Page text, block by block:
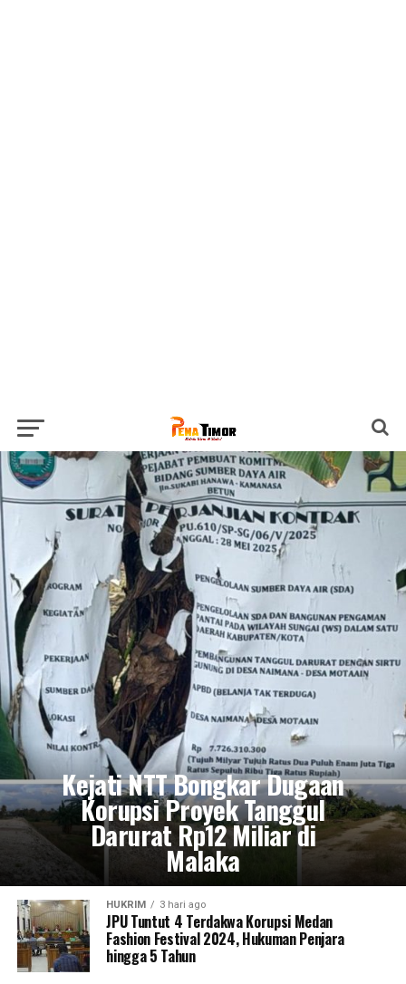
Kejati NTT Bongkar Dugaan
Korupsi Proyek Tanggul
Darurat Rp12 Miliar di
Malaka
HUKRIM 3 hari ago
JPU Tuntut 4 Terdakwa Korupsi Medan
Fashion Festival 2024, Hukuman Penjara
hingga 5 Tahun